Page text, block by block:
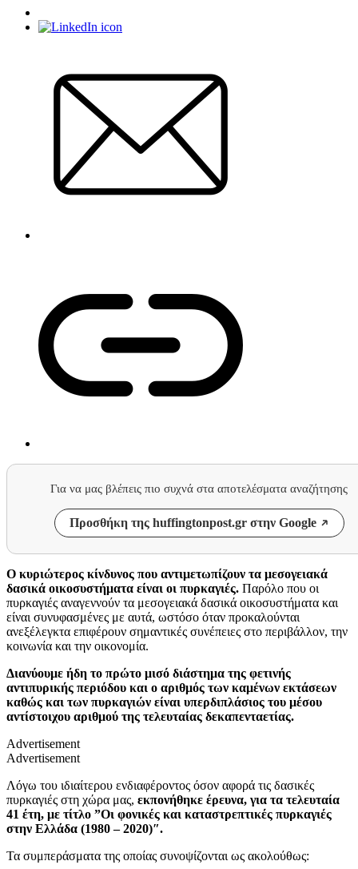
Για να μας βλέπεις πιο συχνά στα αποτελέσματα αναζήτησης
Προσθήκη της huffingtonpost.gr στην Google
Ο κυριώτερος κίνδυνος που αντιμετωπίζουν τα μεσογειακά
δασικά οικοσυστήματα είναι οι πυρκαγιές. Παρόλο που οι
πυρκαγιές αναγεννούν τα μεσογειακά δασικά οικοσυστήματα και
είναι συνυφασμένες με αυτά, ωστόσο όταν προκαλούνται
ανεξέλεγκτα επιφέρουν σημαντικές συνέπειες στο περιβάλλον, την
κοινωνία και την οικονομία.
Διανύουμε ήδη το πρώτο μισό διάστημα της φετινής
αντιπυρικής περιόδου και ο αριθμός των καμένων εκτάσεων
καθώς και των πυρκαγιών είναι υπερδιπλάσιος του μέσου
αντίστοιχου αριθμού της τελευταίας δεκαπενταετίας.
Advertisement
Advertisement
Λόγω του ιδιαίτερου ενδιαφέροντος όσον αφορά τις δασικές
πυρκαγιές στη χώρα μας, εκπονήθηκε έρευνα, για τα τελευταία
41 έτη, με τίτλο ”Οι φονικές και καταστρεπτικές πυρκαγιές
στην Ελλάδα (1980 – 2020)″.
Τα συμπεράσματα της οποίας συνοψίζονται ως ακολούθως: